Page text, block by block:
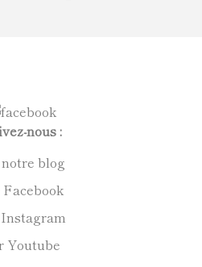
nous :
blog
Youtube